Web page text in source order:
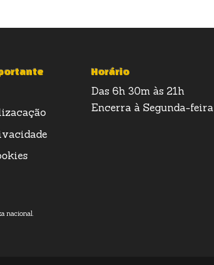
nacional.
Horário
Das 6h 30m às 21h
Encerra à Segunda-feira